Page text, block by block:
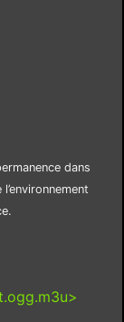
dans